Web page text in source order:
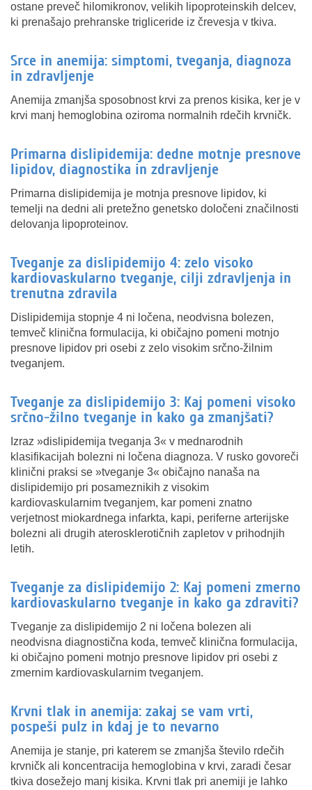
ostane preveč hilomikronov, velikih lipoproteinskih delcev,
ki prenašajo prehranske trigliceride iz črevesja v tkiva.
Srce in anemija: simptomi, tveganja, diagnoza
in zdravljenje
Anemija zmanjša sposobnost krvi za prenos kisika, ker je v
krvi manj hemoglobina oziroma normalnih rdečih krvničk.
Primarna dislipidemija: dedne motnje presnove
lipidov, diagnostika in zdravljenje
Primarna dislipidemija je motnja presnove lipidov, ki
temelji na dedni ali pretežno genetsko določeni značilnosti
delovanja lipoproteinov.
Tveganje za dislipidemijo 4: zelo visoko
kardiovaskularno tveganje, cilji zdravljenja in
trenutna zdravila
Dislipidemija stopnje 4 ni ločena, neodvisna bolezen,
temveč klinična formulacija, ki običajno pomeni motnjo
presnove lipidov pri osebi z zelo visokim srčno-žilnim
tveganjem.
Tveganje za dislipidemijo 3: Kaj pomeni visoko
srčno-žilno tveganje in kako ga zmanjšati?
Izraz »dislipidemija tveganja 3« v mednarodnih
klasifikacijah bolezni ni ločena diagnoza. V rusko govoreči
klinični praksi se »tveganje 3« običajno nanaša na
dislipidemijo pri posameznikih z visokim
kardiovaskularnim tveganjem, kar pomeni znatno
verjetnost miokardnega infarkta, kapi, periferne arterijske
bolezni ali drugih aterosklerotičnih zapletov v prihodnjih
letih.
Tveganje za dislipidemijo 2: Kaj pomeni zmerno
kardiovaskularno tveganje in kako ga zdraviti?
Tveganje za dislipidemijo 2 ni ločena bolezen ali
neodvisna diagnostična koda, temveč klinična formulacija,
ki običajno pomeni motnjo presnove lipidov pri osebi z
zmernim kardiovaskularnim tveganjem.
Krvni tlak in anemija: zakaj se vam vrti,
pospeši pulz in kdaj je to nevarno
Anemija je stanje, pri katerem se zmanjša število rdečih
krvničk ali koncentracija hemoglobina v krvi, zaradi česar
tkiva dosežejo manj kisika. Krvni tlak pri anemiji je lahko